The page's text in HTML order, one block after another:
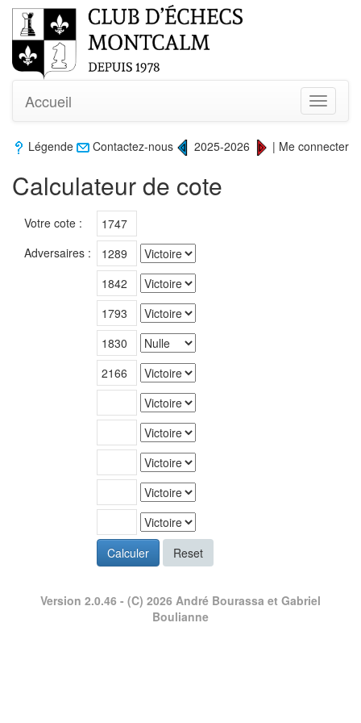
Toggle
Accueil
Légende Contactez-nous 2025-2026 | Me connecter
Calculateur de cote
Votre cote :
Adversaires :
Calculer Reset
Version 2.0.46 - (C) 2026 André Bourassa et Gabriel
Boulianne